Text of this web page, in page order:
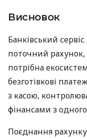
Висновок
Банківський
поточний рахунок,
потрібна
безготівкові
з касою,
фінансами з
Поєднання